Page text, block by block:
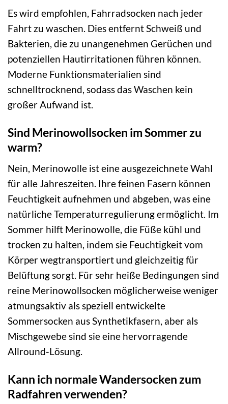
Es wird empfohlen, Fahrradsocken nach jeder
Fahrt zu waschen. Dies entfernt Schweiß und
Bakterien, die zu unangenehmen Gerüchen und
potenziellen Hautirritationen führen können.
Moderne Funktionsmaterialien sind
schnelltrocknend, sodass das Waschen kein
großer Aufwand ist.
Sind Merinowollsocken im Sommer zu
warm?
Nein, Merinowolle ist eine ausgezeichnete Wahl
für alle Jahreszeiten. Ihre feinen Fasern können
Feuchtigkeit aufnehmen und abgeben, was eine
natürliche Temperaturregulierung ermöglicht. Im
Sommer hilft Merinowolle, die Füße kühl und
trocken zu halten, indem sie Feuchtigkeit vom
Körper wegtransportiert und gleichzeitig für
Belüftung sorgt. Für sehr heiße Bedingungen sind
reine Merinowollsocken möglicherweise weniger
atmungsaktiv als speziell entwickelte
Sommersocken aus Synthetikfasern, aber als
Mischgewebe sind sie eine hervorragende
Allround-Lösung.
Kann ich normale Wandersocken zum
Radfahren verwenden?